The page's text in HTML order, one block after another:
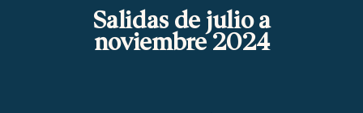
Salidas de julio a
noviembre 2024